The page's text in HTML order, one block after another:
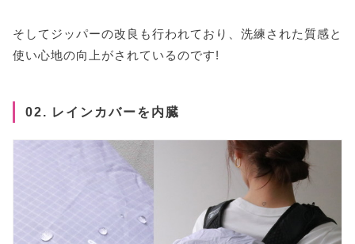
そしてジッパーの改良も行われており、洗練された質感と
使い心地の向上がされているのです!
02. レインカバーを内臓